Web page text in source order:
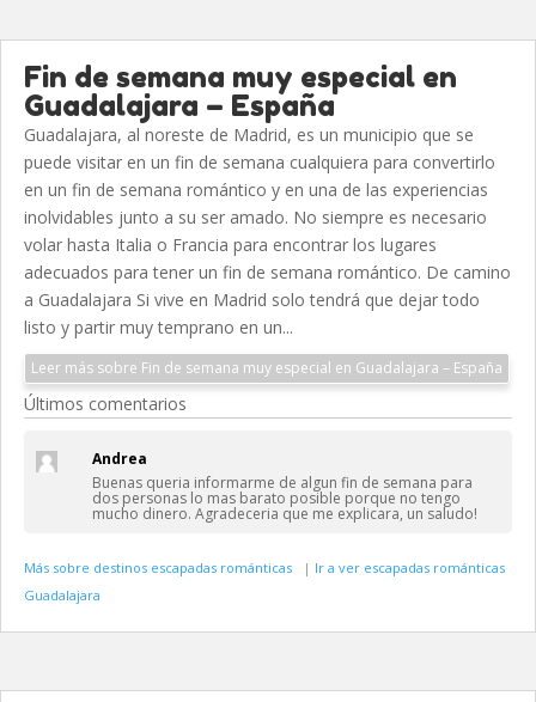
Fin de semana muy especial en
Guadalajara – España
Guadalajara, al noreste de Madrid, es un municipio que se
puede visitar en un fin de semana cualquiera para convertirlo
en un fin de semana romántico y en una de las experiencias
inolvidables junto a su ser amado. No siempre es necesario
volar hasta Italia o Francia para encontrar los lugares
adecuados para tener un fin de semana romántico. De camino
a Guadalajara Si vive en Madrid solo tendrá que dejar todo
listo y partir muy temprano en un...
Leer más sobre Fin de semana muy especial en Guadalajara – España
Últimos comentarios
Andrea
Buenas queria informarme de algun fin de semana para
dos personas lo mas barato posible porque no tengo
mucho dinero. Agradeceria que me explicara, un saludo!
Más sobre destinos escapadas románticas | Ir a ver escapadas románticas
Guadalajara